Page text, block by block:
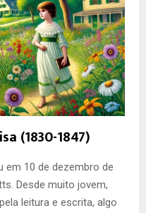
(1830-1847)
em 10 de dezembro de
Desde muito jovem,
leitura e escrita, algo